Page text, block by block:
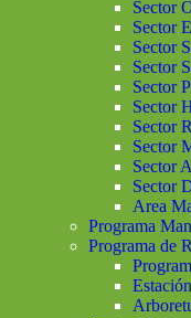
Sector
Sector
Sector
Sector
Sector
Sector
Sector
Sector
Sector
Sector
Area
Programa
Programa de